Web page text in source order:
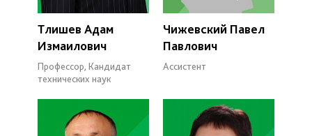
Тлишев Адам
Измаилович
Профессор, Кандидат
технических наук
Чижевский Павел
Павлович
Ассистент